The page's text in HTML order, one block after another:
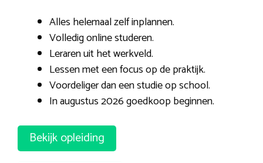
Alles helemaal zelf inplannen.
Volledig online studeren.
Leraren uit het werkveld.
Lessen met een focus op de praktijk.
Voordeliger dan een studie op school.
In augustus 2026 goedkoop beginnen.
Bekijk opleiding